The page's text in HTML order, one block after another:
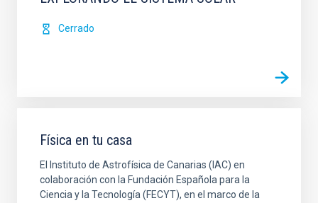
Cerrado
Física en tu casa
El Instituto de Astrofísica de Canarias (IAC) en
colaboración con la Fundación Española para la
Ciencia y la Tecnología (FECYT), en el marco de la